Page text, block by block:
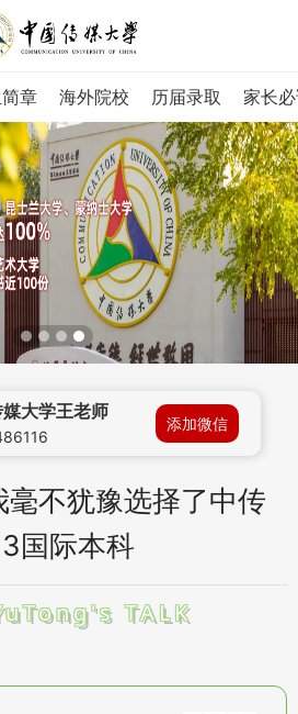
章 海外院校 历届录取 家长
大学王老师
添加微信
毫不犹豫选择了中传
国际本科
TALK